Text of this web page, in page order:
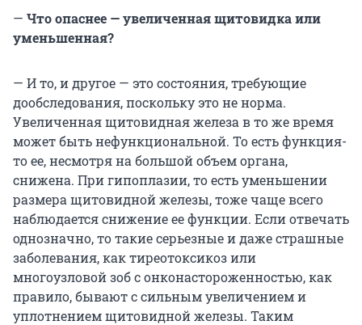
— Что опаснее — увеличенная щитовидка или
уменьшенная?
— И то, и другое — это состояния, требующие
дообследования, поскольку это не норма.
Увеличенная щитовидная железа в то же время
может быть нефункциональной. То есть функция-
то ее, несмотря на большой объем органа,
снижена. При гипоплазии, то есть уменьшении
размера щитовидной железы, тоже чаще всего
наблюдается снижение ее функции. Если отвечать
однозначно, то такие серьезные и даже страшные
заболевания, как тиреотоксикоз или
многоузловой зоб с онконастороженностью, как
правило, бывают с сильным увеличением и
уплотнением щитовидной железы. Таким